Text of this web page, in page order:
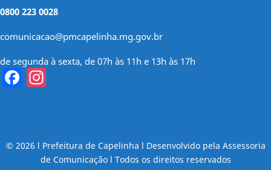
0800 223 0028
comunicacao@pmcapelinha.mg.gov.br
de segunda à sexta, de 07h às 11h e 13h às 17h
Facebook
© 2026 l Prefeitura de Capelinha l Desenvolvido pela Assessoria
de Comunicação l Todos os direitos reservados